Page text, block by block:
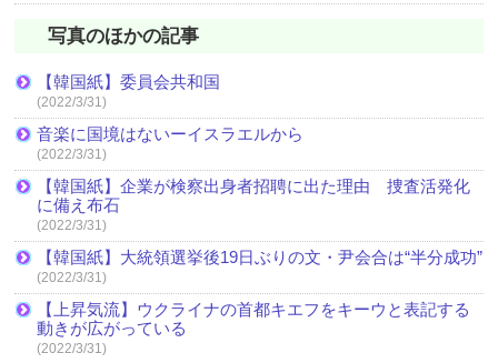
写真のほかの記事
【韓国紙】委員会共和国
(2022/3/31)
音楽に国境はないーイスラエルから
(2022/3/31)
【韓国紙】企業が検察出身者招聘に出た理由 捜査活発化
に備え布石
(2022/3/31)
【韓国紙】大統領選挙後19日ぶりの文・尹会合は“半分成功”
(2022/3/31)
【上昇気流】ウクライナの首都キエフをキーウと表記する
動きが広がっている
(2022/3/31)